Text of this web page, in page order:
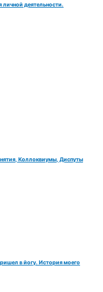
личной деятельности.
Коллоквиумы, Диспуты
в йогу. История моего